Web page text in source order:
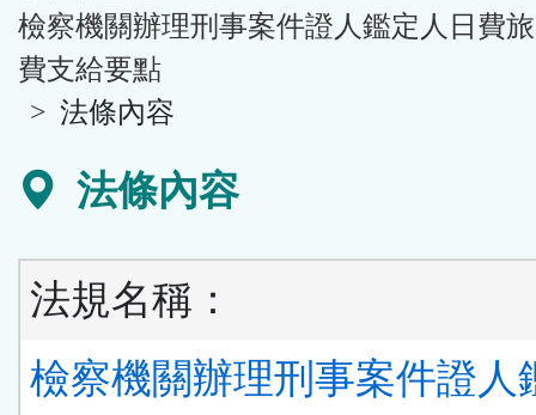
塊
檢察機關辦理刑事案件證人鑑定人日費
費支給要點
法條內容
法條內容
法規名稱：
檢察機關辦理刑事案件證人